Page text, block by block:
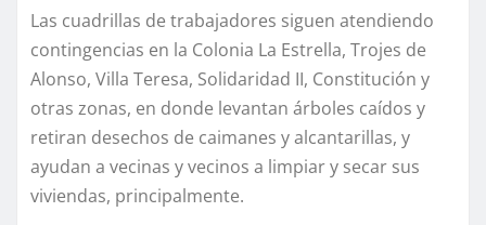
Las cuadrillas de trabajadores siguen atendiendo
contingencias en la Colonia La Estrella, Trojes de
Alonso, Villa Teresa, Solidaridad II, Constitución y
otras zonas, en donde levantan árboles caídos y
retiran desechos de caimanes y alcantarillas, y
ayudan a vecinas y vecinos a limpiar y secar sus
viviendas, principalmente.